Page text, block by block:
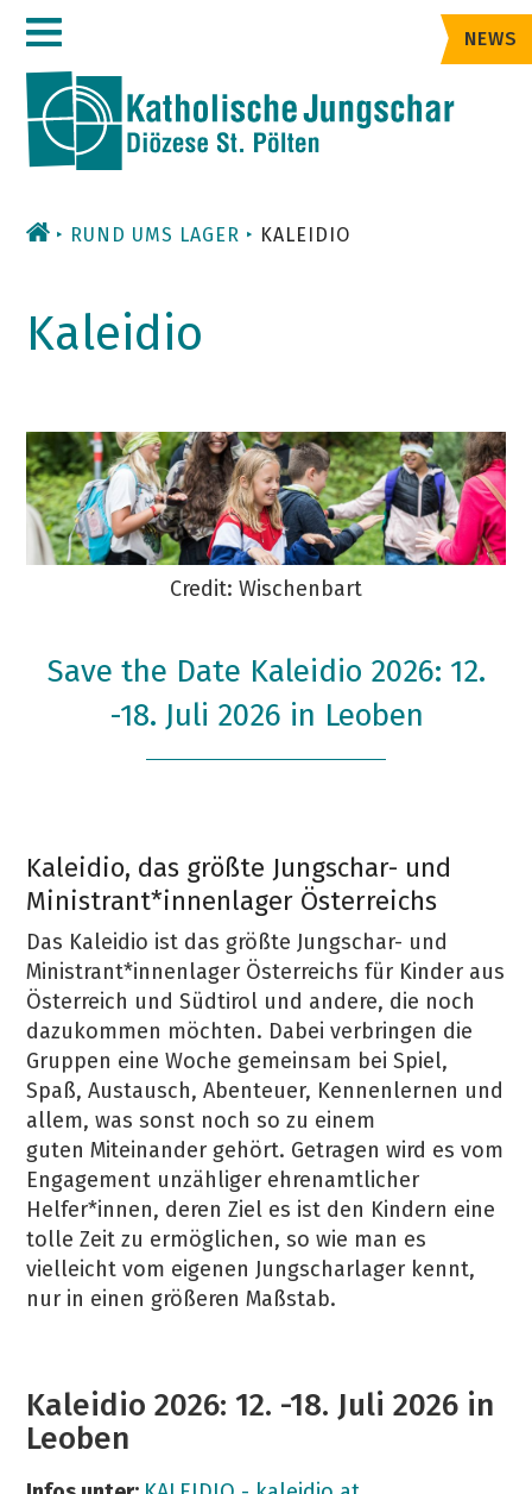
Zum
Inhalt
NEWS
RUND UMS LAGER KALEIDIO
Kaleidio
Credit: Wischenbart
Save the Date Kaleidio 2026: 12.
-18. Juli 2026 in Leoben
Kaleidio, das größte Jungschar- und
Ministrant*innenlager Österreichs
Das Kaleidio ist das größte Jungschar- und
Ministrant*innenlager Österreichs für Kinder aus
Österreich und Südtirol und andere, die noch
dazukommen möchten. Dabei verbringen die
Gruppen eine Woche gemeinsam bei Spiel,
Spaß, Austausch, Abenteuer, Kennenlernen und
allem, was sonst noch so zu einem
guten Miteinander gehört. Getragen wird es vom
Engagement unzähliger ehrenamtlicher
Helfer*innen, deren Ziel es ist den Kindern eine
tolle Zeit zu ermöglichen, so wie man es
vielleicht vom eigenen Jungscharlager kennt,
nur in einen größeren Maßstab.
Kaleidio 2026: 12. -18. Juli 2026 in
Leoben